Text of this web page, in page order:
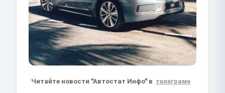
Читайте новости "Автостат Инфо" в телеграме